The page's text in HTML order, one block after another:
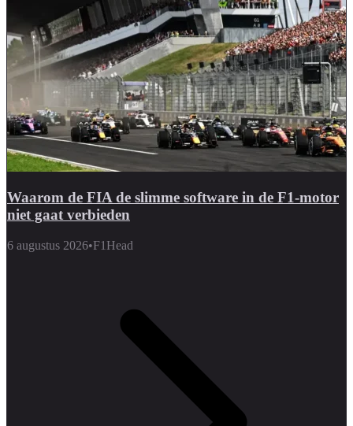
Waarom de FIA de slimme software in de F1-motor
niet gaat verbieden
6 augustus 2026•F1Head